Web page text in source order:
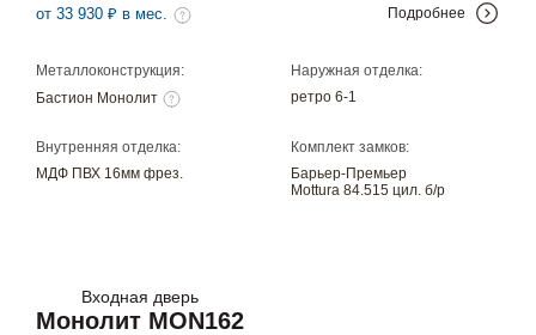
Металлоконструкция:
Бастион Монолит
Наружная отделка:
ретро 6-1
Внутренняя отделка:
МДФ ПВХ 16мм фрез.
Комплект замков:
Барьер-Премьер
Mottura 84.515 цил. б/р
от 33 930 ₽ в мес. Подробнее
Входная дверь
Монолит MON162